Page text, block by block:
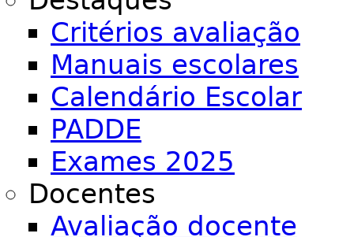
Critérios avaliação
Manuais escolares
Calendário Escolar
PADDE
Exames 2025
Docentes
Avaliação docente